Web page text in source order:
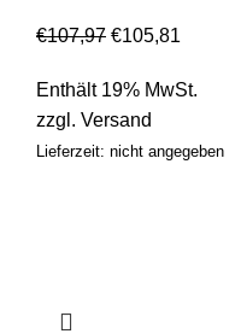
€107,97 €105,81
Enthält 19% MwSt.
zzgl. Versand
Lieferzeit: nicht angegeben